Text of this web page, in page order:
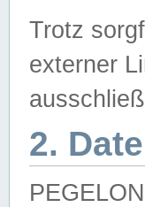
Trotz
externer
2.